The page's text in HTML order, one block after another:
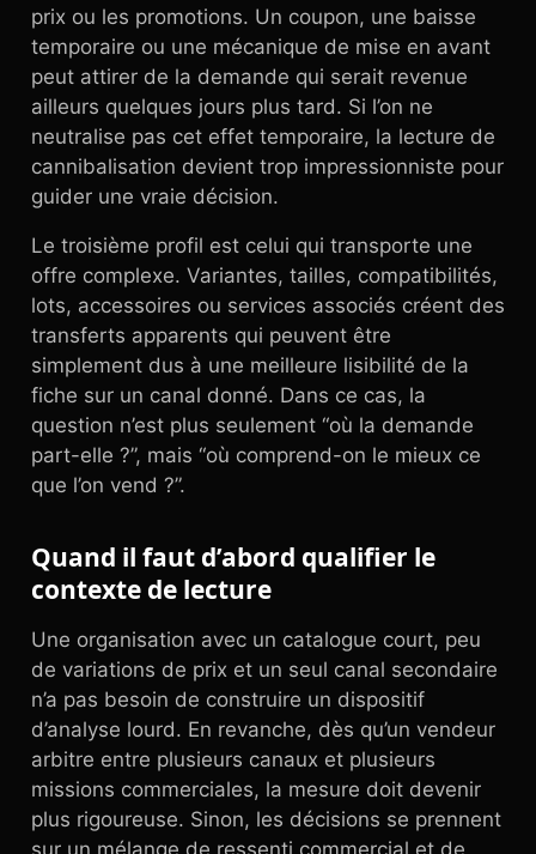
prix ou les promotions. Un coupon, une baisse
temporaire ou une mécanique de mise en avant
peut attirer de la demande qui serait revenue
ailleurs quelques jours plus tard. Si l’on ne
neutralise pas cet effet temporaire, la lecture de
cannibalisation devient trop impressionniste pour
guider une vraie décision.
Le troisième profil est celui qui transporte une
offre complexe. Variantes, tailles, compatibilités,
lots, accessoires ou services associés créent des
transferts apparents qui peuvent être
simplement dus à une meilleure lisibilité de la
fiche sur un canal donné. Dans ce cas, la
question n’est plus seulement “où la demande
part-elle ?”, mais “où comprend-on le mieux ce
que l’on vend ?”.
Quand il faut d’abord qualifier le
contexte de lecture
Une organisation avec un catalogue court, peu
de variations de prix et un seul canal secondaire
n’a pas besoin de construire un dispositif
d’analyse lourd. En revanche, dès qu’un vendeur
arbitre entre plusieurs canaux et plusieurs
missions commerciales, la mesure doit devenir
plus rigoureuse. Sinon, les décisions se prennent
sur un mélange de ressenti commercial et de